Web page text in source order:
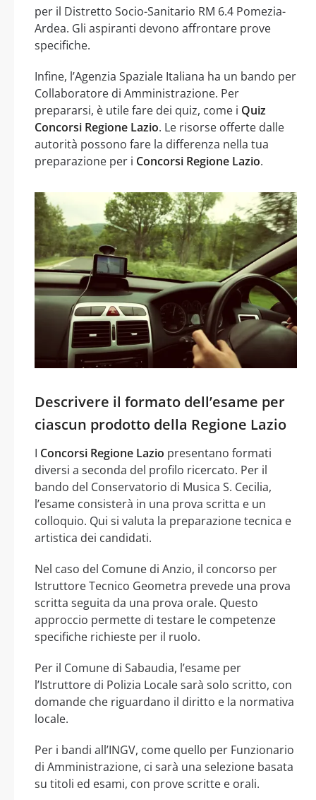
per il Distretto Socio-Sanitario RM 6.4 Pomezia-
Ardea. Gli aspiranti devono affrontare prove
specifiche.
Infine, l’Agenzia Spaziale Italiana ha un bando per
Collaboratore di Amministrazione. Per
prepararsi, è utile fare dei quiz, come i Quiz
Concorsi Regione Lazio. Le risorse offerte dalle
autorità possono fare la differenza nella tua
preparazione per i Concorsi Regione Lazio.
Descrivere il formato dell’esame per
ciascun prodotto della Regione Lazio
I Concorsi Regione Lazio presentano formati
diversi a seconda del profilo ricercato. Per il
bando del Conservatorio di Musica S. Cecilia,
l’esame consisterà in una prova scritta e un
colloquio. Qui si valuta la preparazione tecnica e
artistica dei candidati.
Nel caso del Comune di Anzio, il concorso per
Istruttore Tecnico Geometra prevede una prova
scritta seguita da una prova orale. Questo
approccio permette di testare le competenze
specifiche richieste per il ruolo.
Per il Comune di Sabaudia, l’esame per
l’Istruttore di Polizia Locale sarà solo scritto, con
domande che riguardano il diritto e la normativa
locale.
Per i bandi all’INGV, come quello per Funzionario
di Amministrazione, ci sarà una selezione basata
su titoli ed esami, con prove scritte e orali.